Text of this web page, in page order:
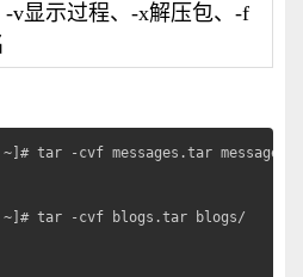
-v显示过程、-x解压包、-f
tar -cvf messages.tar messages
~]# tar -cvf blogs.tar blogs/